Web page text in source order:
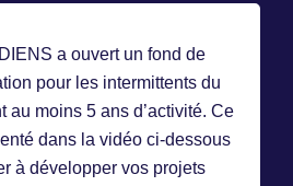
a ouvert un fond de
pour les intermittents du
au moins 5 ans d’activité. Ce
dans la vidéo ci-dessous
à développer vos projets